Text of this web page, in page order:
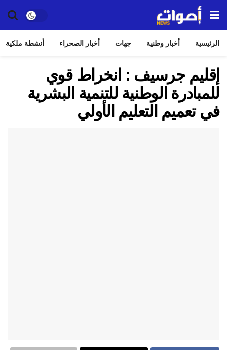
الرئيسية أخبار وطنية جهات أخبار الصحراء أنشطة ملكية
إقليم جرسيف : انخراط قوي
للمبادرة الوطنية للتنمية البشرية
في تعميم التعليم الأولي